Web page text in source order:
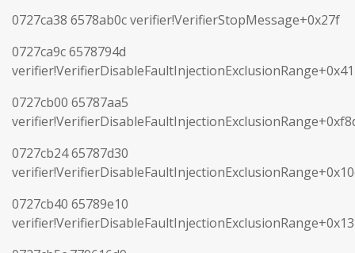
0727ca38 6578ab0c verifier!VerifierStopMessage+0x27f
0727ca9c 6578794d
0727cb00 65787aa5
0727cb24 65787d30
0727cb40 65789e10